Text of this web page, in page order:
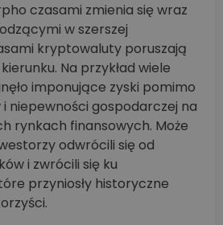
czasami zmienia się wraz
w szerszej
kryptowaluty poruszają
Na przykład wiele
imponujące zyski pomimo
i niepewności gospodarczej na
rynkach finansowych. Może
odwrócili się od
i zwrócili się ku
przyniosły historyczne